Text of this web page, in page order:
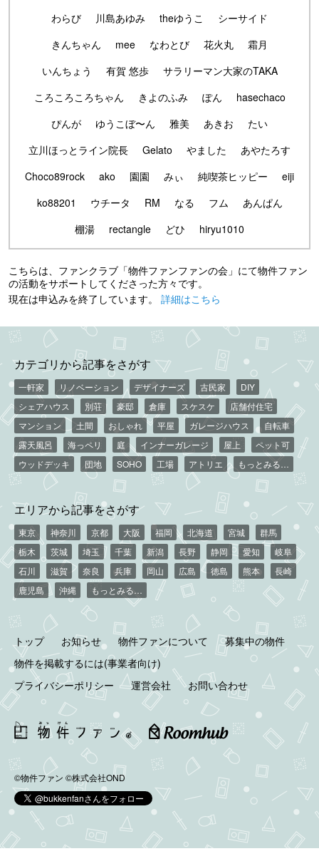
わらび
川島あゆみ theゆうこ
シーサイド
きんちゃん
mee なわとび 花火丸
霜月
いんちょう
有賀 悠歩
サラリーマン大家のTAKA
ころころころちゃん
きよのふみ ぽん
hasechaco
ぴんが
ゆうこぼ〜ん 雅美 あきお
たい
立川ほっとライン院長
Gelato やました
あやたろす
Choco89rock
ako 園園 みぃ 純喫茶ヒッピー
eiji
ko88201
ウチータ RM なる フム
あんぱん
棚湯
rectangle どひ hiryu1010
こちらは、ファンクラブ「物件ファンファンの会」にて物件ファン
の活動をサポートしてくださった方々です。
現在は申込みを終了しています。 詳細はこちら
カテゴリから記事をさがす
一軒家 リノベーション デザイナーズ 古民家
DIY
シェアハウス
別荘 豪邸 倉庫 スケスケ
店舗付住宅
マンション
土間 おしゃれ 平屋 ガレージハウス
自転車
露天風呂
海っペリ 庭 インナーガレージ 屋上
ペット可
ウッドデッキ
団地 SOHO 工場 アトリエ もっとみる…
エリアから記事をさがす
東京 神奈川 京都 大阪 福岡 北海道 宮城
群馬
栃木
茨城 埼玉 千葉 新潟 長野 静岡 愛知
岐阜
石川
滋賀 奈良 兵庫 岡山 広島 徳島 熊本
長崎
鹿児島
沖縄 もっとみる…
トップ お知らせ 物件ファンについて
募集中の物件
物件を掲載するには(事業者向け)
プライバシーポリシー
運営会社 お問い合わせ
©物件ファン ©株式会社OND